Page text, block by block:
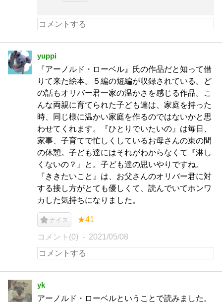
yuppi
『アーノルド・ローベル』氏の作品だと知って借
りて来た絵本。５編の短編が収録されている。ど
の話もオリバー君一家の温かさを感じる作品。こ
んな両親に育てられた子ども達は、家庭を持った
時、同じ様に温かい家庭を作るのではないかと思
わせてくれます。『ひとりでいたいの』は毎日、
家事、子育てで忙しくしているお母さんの束の間
の休憩。子ども達にはそれがわからなくて『淋し
くないの？』と。子ども達の思いやりですね。
『ききたいこと』は、お父さんのオリバー君に対
する接し方がとても優しくて、読んでいてホンワ
カした気持ちになりました。
ナイス ★41
コメント(0) 2021/05/08
yk
アーノルド・ローベルということで読みました。